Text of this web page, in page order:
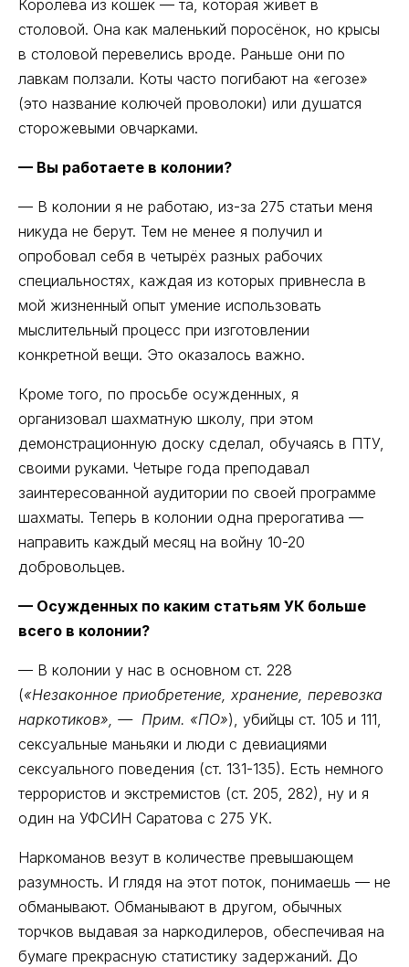
Королева из кошек — та, которая живёт в
столовой. Она как маленький поросёнок, но крысы
в столовой перевелись вроде. Раньше они по
лавкам ползали. Коты часто погибают на «егозе»
(это название колючей проволоки) или душатся
сторожевыми овчарками.
— Вы работаете в колонии?
— В колонии я не работаю, из-за 275 статьи меня
никуда не берут. Тем не менее я получил и
опробовал себя в четырёх разных рабочих
специальностях, каждая из которых привнесла в
мой жизненный опыт умение использовать
мыслительный процесс при изготовлении
конкретной вещи. Это оказалось важно.
Кроме того, по просьбе осужденных, я
организовал шахматную школу, при этом
демонстрационную доску сделал, обучаясь в ПТУ,
своими руками. Четыре года преподавал
заинтересованной аудитории по своей программе
шахматы. Теперь в колонии одна прерогатива —
направить каждый месяц на войну 10-20
добровольцев.
— Осужденных по каким статьям УК больше
всего в колонии?
— В колонии у нас в основном ст. 228
(«Незаконное приобретение, хранение, перевозка
наркотиков», — Прим. «ПО»), убийцы ст. 105 и 111,
сексуальные маньяки и люди с девиациями
сексуального поведения (ст. 131-135). Есть немного
террористов и экстремистов (ст. 205, 282), ну и я
один на УФСИН Саратова с 275 УК.
Наркоманов везут в количестве превышающем
разумность. И глядя на этот поток, понимаешь — не
обманывают. Обманывают в другом, обычных
торчков выдавая за наркодилеров, обеспечивая на
бумаге прекрасную статистику задержаний. До